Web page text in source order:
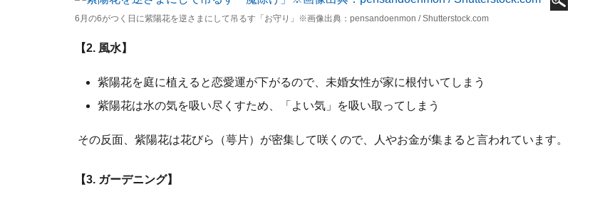
6月の6がつく日に紫陽花を逆さまにして吊るす「お守り」※画像出典：pensandoenmon / Shutterstock.com
【2. 風水】
紫陽花を庭に植えると恋愛運が下がるので、未婚女性が家に根付いてしまう
紫陽花は水の気を吸い尽くすため、「よい気」を吸い取ってしまう
その反面、紫陽花は花びら（萼片）が密集して咲くので、人やお金が集まると言われています。
【3. ガーデニング】